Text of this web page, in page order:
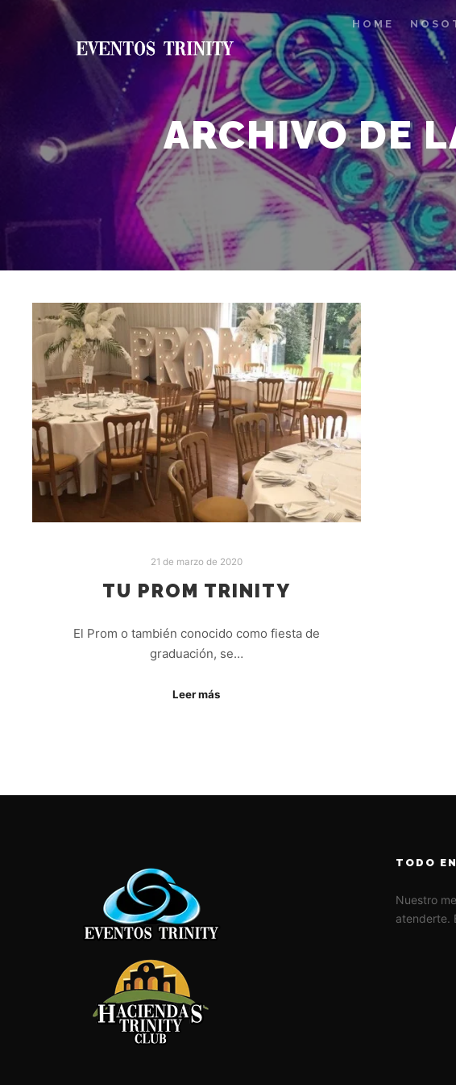
HOME
ARCHIVO DE
21 de marzo de 2020
TU PROM TRINITY
El Prom o también conocido como fiesta de
graduación, se…
Leer más
TODO
Nuestro
atenderte.